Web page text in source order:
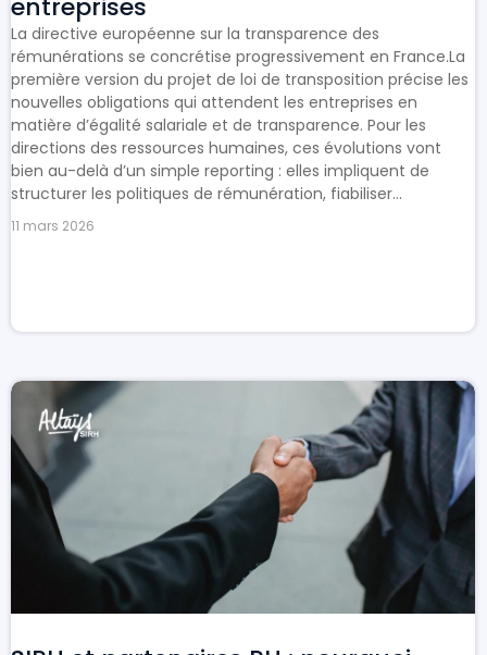
La directive européenne sur la transparence des
rémunérations se concrétise progressivement en France.La
première version du projet de loi de transposition précise les
nouvelles obligations qui attendent les entreprises en
matière d’égalité salariale et de transparence. Pour les
directions des ressources humaines, ces évolutions vont
bien au-delà d’un simple reporting : elles impliquent de
structurer les politiques de rémunération, fiabiliser...
11 mars 2026